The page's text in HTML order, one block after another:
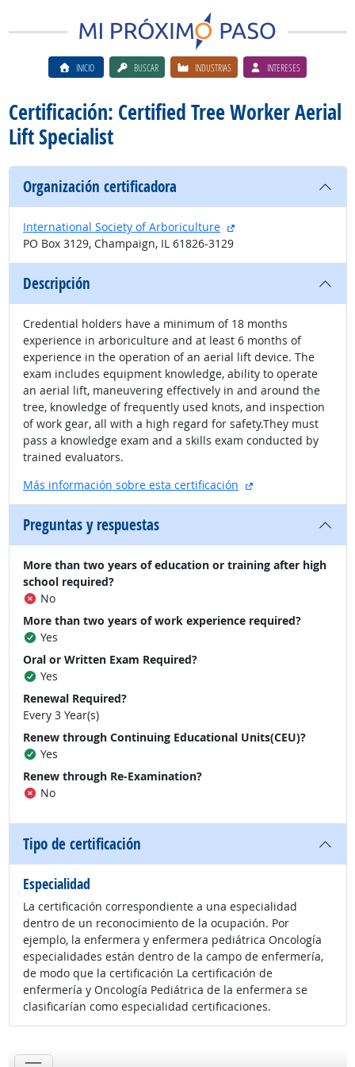
INICIO BUSCAR INDUSTRIAS INTERESES
Certificación: Certified Tree Worker Aerial
Lift Specialist
Organización certificadora
International Society of Arboriculture
sitio externo
PO Box 3129, Champaign, IL 61826-3129
Descripción
Credential holders have a minimum of 18 months
experience in arboriculture and at least 6 months of
experience in the operation of an aerial lift device. The
exam includes equipment knowledge, ability to operate
an aerial lift, maneuvering effectively in and around the
tree, knowledge of frequently used knots, and inspection
of work gear, all with a high regard for safety.They must
pass a knowledge exam and a skills exam conducted by
trained evaluators.
Más información sobre esta certificación
sitio externo
Preguntas y respuestas
More than two years of education or training after high
school required?
No
More than two years of work experience required?
Yes
Oral or Written Exam Required?
Yes
Renewal Required?
Every 3 Year(s)
Renew through Continuing Educational Units(CEU)?
Yes
Renew through Re-Examination?
No
Tipo de certificación
Especialidad
La certificación correspondiente a una especialidad
dentro de un reconocimiento de la ocupación. Por
ejemplo, la enfermera y enfermera pediátrica Oncología
especialidades están dentro de la campo de enfermería,
de modo que la certificación La certificación de
enfermería y Oncología Pediátrica de la enfermera se
clasificarían como especialidad certificaciones.